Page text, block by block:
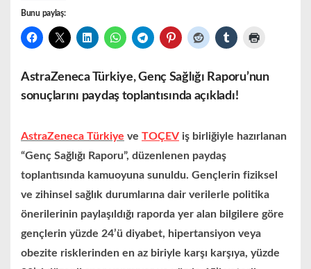
Bunu paylaş:
AstraZeneca Türkiye, Genç Sağlığı Raporu’nun
sonuçlarını paydaş toplantısında açıkladı!
AstraZeneca Türkiye ve TOÇEV iş birliğiyle hazırlanan
“Genç Sağlığı Raporu”, düzenlenen paydaş
toplantısında kamuoyuna sunuldu. Gençlerin fiziksel
ve zihinsel sağlık durumlarına dair verilerle politika
önerilerinin paylaşıldığı raporda yer alan bilgilere göre
gençlerin yüzde 24’ü diyabet, hipertansiyon veya
obezite risklerinden en az biriyle karşı karşıya, yüzde